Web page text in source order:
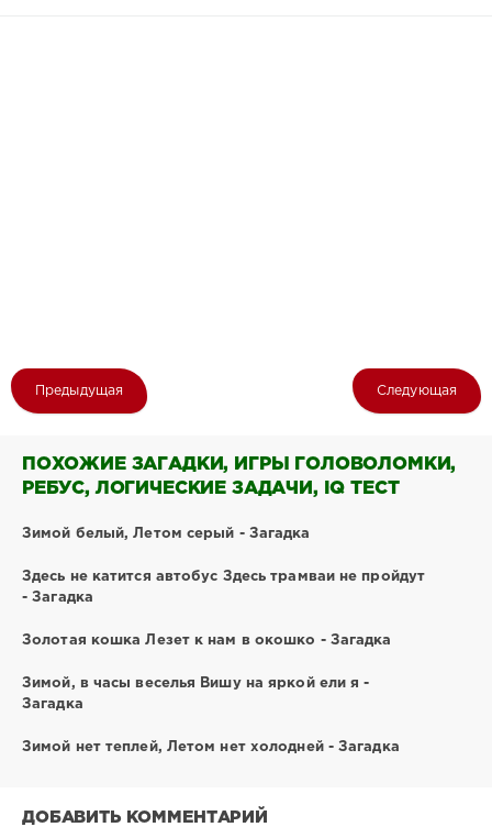
Предыдущая Следующая
ПОХОЖИЕ ЗАГАДКИ, ИГРЫ ГОЛОВОЛОМКИ,
РЕБУС, ЛОГИЧЕСКИЕ ЗАДАЧИ, IQ ТЕСТ
Зимой белый, Летом серый - Загадка
Здесь не катится автобус Здесь трамваи не пройдут
- Загадка
Золотая кошка Лезет к нам в окошко - Загадка
Зимой, в часы веселья Вишу на яркой ели я -
Загадка
Зимой нет теплей, Летом нет холодней - Загадка
ДОБАВИТЬ КОММЕНТАРИЙ